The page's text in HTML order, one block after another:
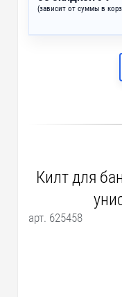
(зависит от суммы в
Килт для
арт. 625458